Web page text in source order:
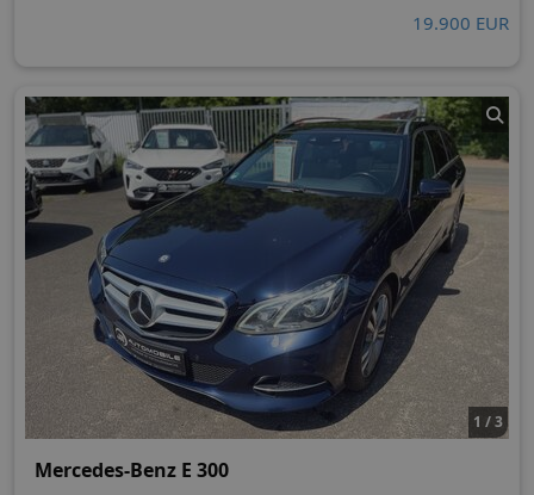
19.900 EUR
1 / 3
Mercedes-Benz E 300